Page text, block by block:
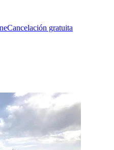
Cancelación gratuita